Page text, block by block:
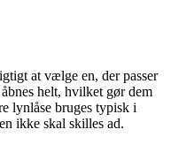
at vælge en, der passer
helt, hvilket gør dem
lynlåse bruges typisk i
ikke skal skilles ad.